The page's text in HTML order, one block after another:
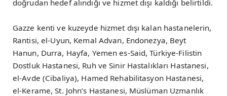
doğrudan hedef alındığı ve hizmet dışı kaldığı belirtildi.
Gazze kenti ve kuzeyde hizmet dışı kalan hastanelerin,
Rantisi, el-Uyun, Kemal Advan, Endonezya, Beyt
Hanun, Durra, Hayfa, Yemen es-Said, Türkiye-Filistin
Dostluk Hastanesi, Ruh ve Sinir Hastalıkları Hastanesi,
el-Avde (Cibaliya), Hamed Rehabilitasyon Hastanesi,
el-Kerame, St. John’s Hastanesi, Müslüman Uzmanlık